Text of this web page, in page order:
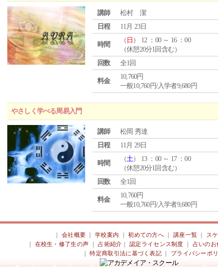
講師
松村 潔
日程
11月 23日
時間
（ 日 ） 12 ：00 ～ 16 ：00
（休憩20分1回含む）
回数
全1回
料金
10,760円
一般10,760円/入学者9,680円
やさしく学べる周易入門
講師
松岡 秀達
日程
11月 29日
時間
（土） 13 ：00 ～ 17 ：00
（休憩20分1回含む）
回数
全1回
料金
10,760円
一般10,760円/入学者9,680円
会社概要 ｜学校案内 ｜初めての方へ 講座一覧
ス
在校生・修了生の声 ｜占術紹介 ｜認定ライセンス制度
占いのお
｜特定商取引法に基づく表記 プライバシーポ